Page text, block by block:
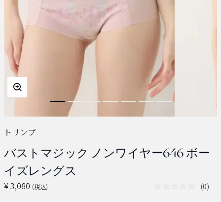
トリンプ
バストマジック ノンワイヤー646 ボー
イズレングス
¥ 3,080 (税込) 評
(0)